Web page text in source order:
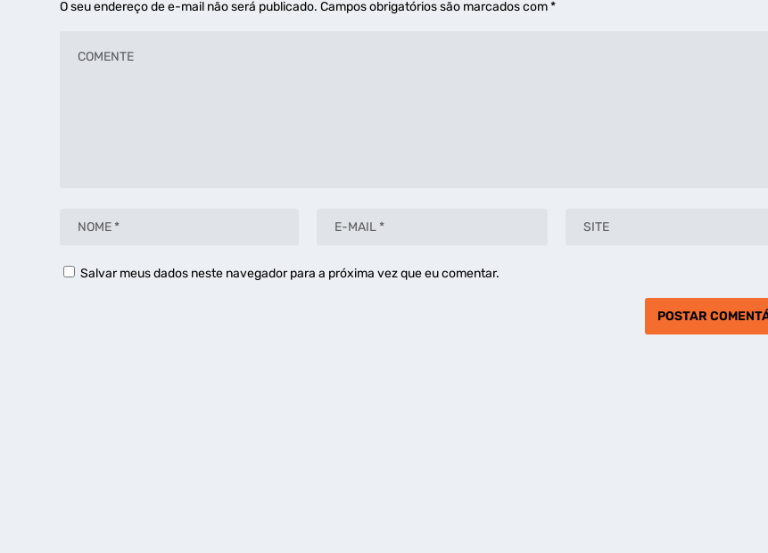
O seu endereço de e-mail não será publicado. Campos obrigatórios são marcados com*
Salvar meus dados neste navegador para a próxima vez que eu comentar.